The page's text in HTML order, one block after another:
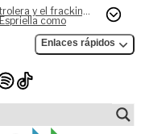
y el fracking,
como
Enlaces rápidos